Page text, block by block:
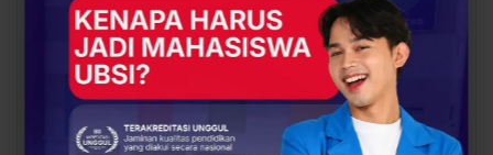
BERITA EVENT